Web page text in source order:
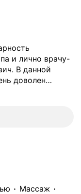
и лично врачу-
В данной
доволен…
массаж